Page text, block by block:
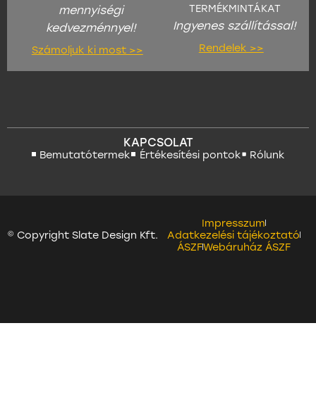
mennyiségi
kedvezménnyel!
Számoljuk ki most >>
TERMÉKMINTÁKAT
Ingyenes szállítással!
Rendelek >>
KAPCSOLAT
Bemutatótermek Értékesítési pontok Rólunk
© Copyright Slate Design Kft.
Impresszum
Adatkezelési tájékoztató
ÁSZFWebáruház ÁSZF